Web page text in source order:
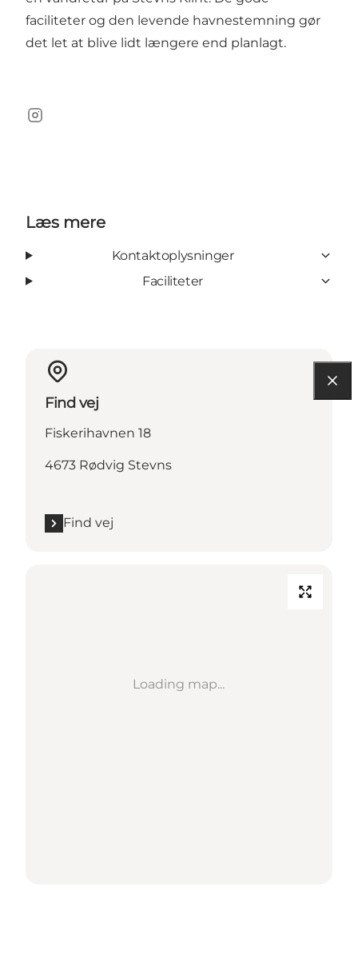
faciliteter og den levende havnestemning gør
det let at blive lidt længere end planlagt.
Instagram
Læs mere
Kontaktoplysninger
Faciliteter
Find vej
Fiskerihavnen 18
4673 Rødvig Stevns
Find vej
Loading map...